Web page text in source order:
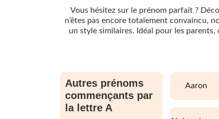
Vous hésitez sur le prénom parfait ?
n’êtes pas encore totalement convaincu,
un style similaires. Idéal pour les
Autres prénoms
commençants par
la lettre A
aaron